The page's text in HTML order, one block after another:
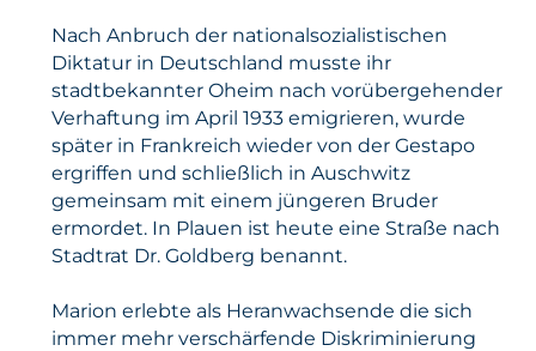
Nach Anbruch der nationalsozialistischen
Diktatur in Deutschland musste ihr
stadtbekannter Oheim nach vorübergehender
Verhaftung im April 1933 emigrieren, wurde
später in Frankreich wieder von der Gestapo
ergriffen und schließlich in Auschwitz
gemeinsam mit einem jüngeren Bruder
ermordet. In Plauen ist heute eine Straße nach
Stadtrat Dr. Goldberg benannt.
Marion erlebte als Heranwachsende die sich
immer mehr verschärfende Diskriminierung